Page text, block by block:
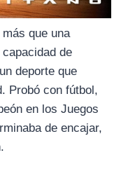
que una
de
deporte que
Probó con fútbol,
en los Juegos
de encajar,